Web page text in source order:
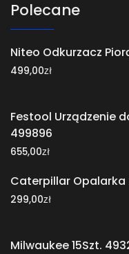
Polecane
Niteo Odkurzacz
499,00zł
Festool Urządzenie
499896
655,00zł
Caterpillar Opalarka
299,00zł
Milwaukee 15Szt.